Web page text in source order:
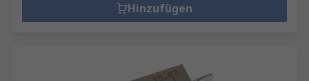
Hinzufügen